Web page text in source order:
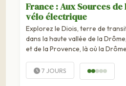
France : Aux Sources de
vélo électrique
Explorez le Diois, terre de
dans la haute vallée de la
et de la Provence, là où la
de paysages :...
7 JOURS